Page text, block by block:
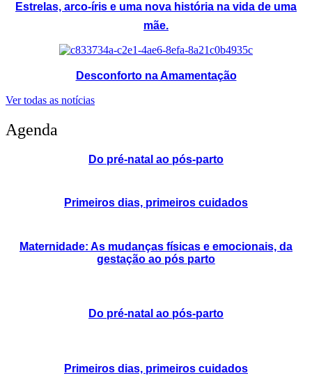
Estrelas, arco-íris e uma nova história na vida de uma
mãe.
Desconforto na Amamentação
Ver todas as notícias
Agenda
Do pré-natal ao pós-parto
Primeiros dias, primeiros cuidados
Maternidade: As mudanças físicas e emocionais, da
gestação ao pós parto
Do pré-natal ao pós-parto
Primeiros dias, primeiros cuidados